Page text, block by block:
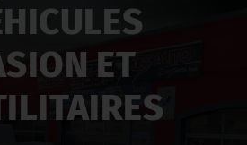
ET